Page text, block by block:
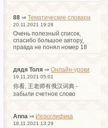
88 ⇒Тематические словари
20.11.2021 19:28
Очень полезный список,
спасибо большое автору,
правда не понял номер 18
дядя Толя ⇒Онлайн-уроки
19.11.2021 05:01
你看, 王老师有俄汉词典 -
забыли счетное слово
Anna ⇒ Иероглифика
18.11.2021 13:29